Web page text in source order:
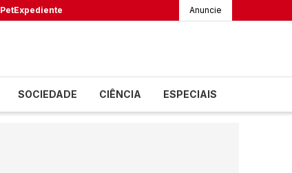
PetExpediente Anuncie
SOCIEDADE CIÊNCIA ESPECIAIS